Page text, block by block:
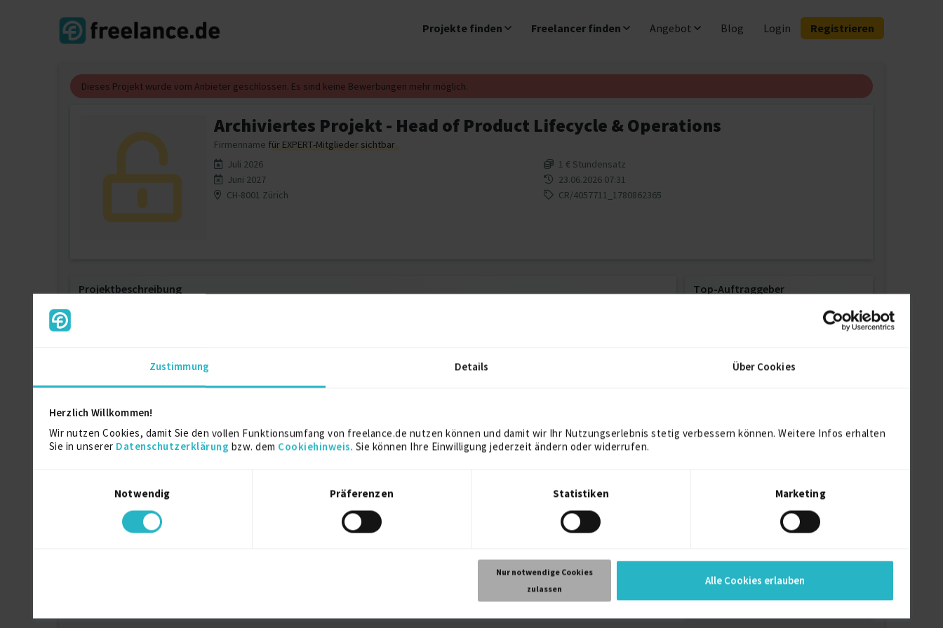
Zustimmung Details Über Cookies
Herzlich Willkommen!
Wir nutzen Cookies, damit Sie den vollen Funktionsumfang von freelance.de nutzen können und damit wir Ihr Nutzungserlebnis stetig verbessern können. Weitere Infos erhalten
Sie in unserer Datenschutzerklärung bzw. dem Cookiehinweis. Sie können Ihre Einwilligung jederzeit ändern oder widerrufen.
Notwendig
Präferenzen Statistiken Marketing
Nur notwendige Cookies
zulassen
Alle Cookies erlauben
Projekte finden Freelancer finden Angebot Blog Login Registrieren
Dieses Projekt wurde vom Anbieter geschlossen. Es sind keine Bewerbungen mehr möglich.
Archiviertes Projekt - Head of Product Lifecycle & Operations
Firmenname für EXPERT-Mitglieder sichtbar
Juli 2026
Juni 2027
CH-8001 Zürich
1 € Stundensatz
23.06.2026 07:31
CR/4057711_1780862365
Projektbeschreibung
in a highly regulated ISO 13485 environment.
The position is focused on overseeing the lifecycle of commercially released products, ensuring effective management of
Kostenlos registrieren
Kontaktdaten
Top-Auftraggeber
- erste Brand von SThree,
IT-Umfeld
Kandidaten
Sie suchen Freelancer?
Schreiben Sie Ihr Projekt aus und
Angebote.